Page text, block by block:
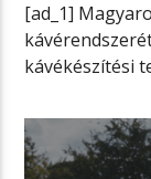
[ad_1]
kávékészítési
01:51